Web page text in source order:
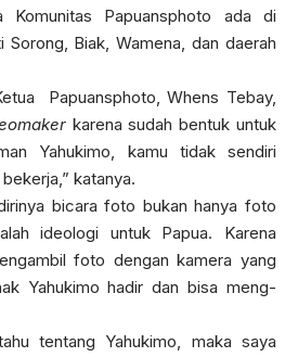
Komunitas Papuansphoto ada di
Biak, Wamena, dan daerah
Papuansphoto, Whens Tebay,
karena sudah bentuk untuk
Yahukimo, kamu tidak sendiri
katanya.
bicara foto bukan hanya foto
ideologi untuk Papua. Karena
foto dengan kamera yang
Yahukimo hadir dan bisa meng-
tentang Yahukimo, maka saya